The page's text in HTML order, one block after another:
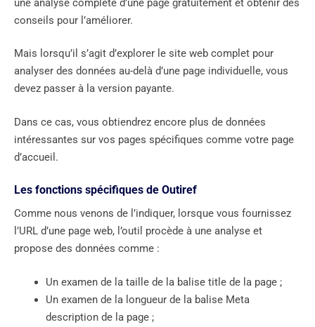
une analyse complète d’une page gratuitement et obtenir des
conseils pour l’améliorer.
Mais lorsqu’il s’agit d’explorer le site web complet pour
analyser des données au-delà d’une page individuelle, vous
devez passer à la version payante.
Dans ce cas, vous obtiendrez encore plus de données
intéressantes sur vos pages spécifiques comme votre page
d’accueil.
Les fonctions spécifiques de Outiref
Comme nous venons de l’indiquer, lorsque vous fournissez
l’URL d’une page web, l’outil procède à une analyse et
propose des données comme :
Un examen de la taille de la balise title de la page ;
Un examen de la longueur de la balise Meta
description de la page ;